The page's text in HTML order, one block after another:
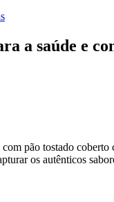
a saúde e
pão tostado
os autênticos